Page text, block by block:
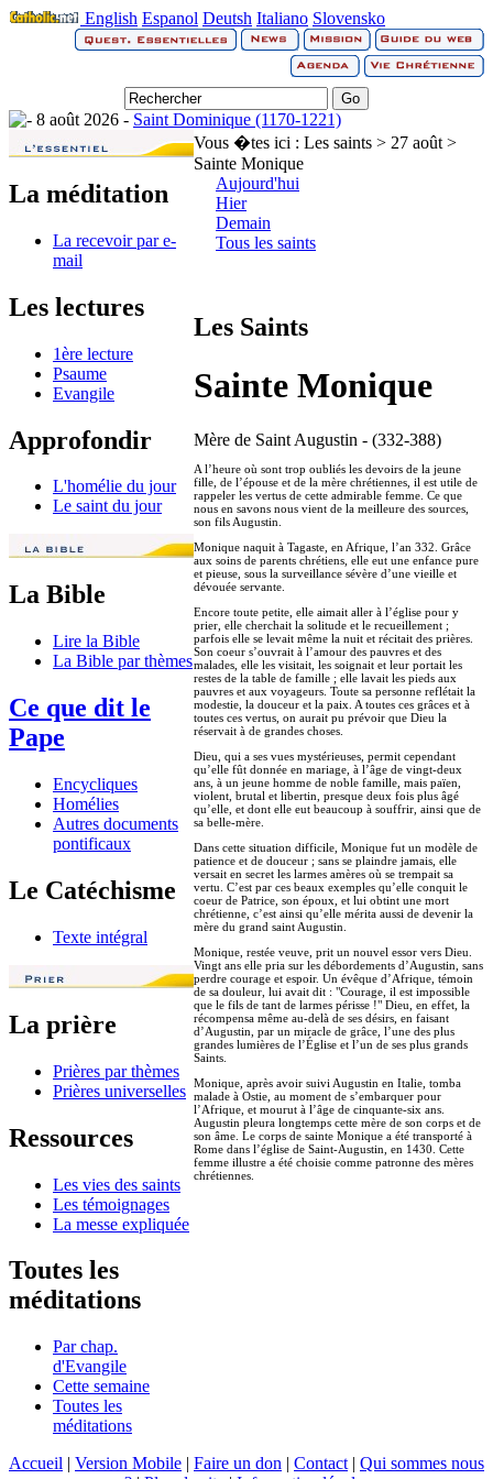
English Espanol Deutsh Italiano Slovensko
8 août 2026 - Saint Dominique (1170-1221)
La méditation
La recevoir par e-
mail
Les lectures
1ère lecture
Psaume
Evangile
Approfondir
L'homélie du jour
Le saint du jour
La Bible
Lire la Bible
La Bible par thèmes
Ce que dit le
Pape
Encycliques
Homélies
Autres documents
pontificaux
Le Catéchisme
Texte intégral
La prière
Prières par thèmes
Prières universelles
Ressources
Les vies des saints
Les témoignages
La messe expliquée
Toutes les
méditations
Par chap.
d'Evangile
Cette semaine
Toutes les
méditations
Vous �tes ici : Les saints > 27 août >
Sainte Monique
Aujourd'hui
Hier
Demain
Tous les saints
Les Saints
Sainte Monique
Mère de Saint Augustin - (332-388)
A l’heure où sont trop oubliés les devoirs de la jeune
fille, de l’épouse et de la mère chrétiennes, il est utile de
rappeler les vertus de cette admirable femme. Ce que
nous en savons nous vient de la meilleure des sources,
son fils Augustin.
Monique naquit à Tagaste, en Afrique, l’an 332. Grâce
aux soins de parents chrétiens, elle eut une enfance pure
et pieuse, sous la surveillance sévère d’une vieille et
dévouée servante.
Encore toute petite, elle aimait aller à l’église pour y
prier, elle cherchait la solitude et le recueillement ;
parfois elle se levait même la nuit et récitait des prières.
Son coeur s’ouvrait à l’amour des pauvres et des
malades, elle les visitait, les soignait et leur portait les
restes de la table de famille ; elle lavait les pieds aux
pauvres et aux voyageurs. Toute sa personne reflétait la
modestie, la douceur et la paix. A toutes ces grâces et à
toutes ces vertus, on aurait pu prévoir que Dieu la
réservait à de grandes choses.
Dieu, qui a ses vues mystérieuses, permit cependant
qu’elle fût donnée en mariage, à l’âge de vingt-deux
ans, à un jeune homme de noble famille, mais païen,
violent, brutal et libertin, presque deux fois plus âgé
qu’elle, et dont elle eut beaucoup à souffrir, ainsi que de
sa belle-mère.
Dans cette situation difficile, Monique fut un modèle de
patience et de douceur ; sans se plaindre jamais, elle
versait en secret les larmes amères où se trempait sa
vertu. C’est par ces beaux exemples qu’elle conquit le
coeur de Patrice, son époux, et lui obtint une mort
chrétienne, c’est ainsi qu’elle mérita aussi de devenir la
mère du grand saint Augustin.
Monique, restée veuve, prit un nouvel essor vers Dieu.
Vingt ans elle pria sur les débordements d’Augustin, sans
perdre courage et espoir. Un évêque d’Afrique, témoin
de sa douleur, lui avait dit : "Courage, il est impossible
que le fils de tant de larmes périsse !" Dieu, en effet, la
récompensa même au-delà de ses désirs, en faisant
d’Augustin, par un miracle de grâce, l’une des plus
grandes lumières de l’Église et l’un de ses plus grands
Saints.
Monique, après avoir suivi Augustin en Italie, tomba
malade à Ostie, au moment de s’embarquer pour
l’Afrique, et mourut à l’âge de cinquante-six ans.
Augustin pleura longtemps cette mère de son corps et de
son âme. Le corps de sainte Monique a été transporté à
Rome dans l’église de Saint-Augustin, en 1430. Cette
femme illustre a été choisie comme patronne des mères
chrétiennes.
Accueil | Version Mobile | Faire un don | Contact | Qui sommes nous